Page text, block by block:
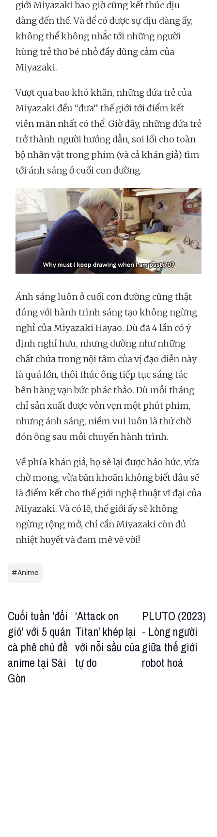
giới Miyazaki bao giờ cũng kết thúc dịu
dàng đến thế. Và để có được sự dịu dàng ấy,
không thể không nhắc tới những người
hùng trẻ thơ bé nhỏ đầy dũng cảm của
Miyazaki.
Vượt qua bao khó khăn, những đứa trẻ của
Miyazaki đều “đưa” thế giới tới điểm kết
viên mãn nhất có thể. Giờ đây, những đứa trẻ
trở thành người hướng dẫn, soi lối cho toàn
bộ nhân vật trong phim (và cả khán giả) tìm
tới ánh sáng ở cuối con đường.
Ánh sáng luôn ở cuối con đường cũng thật
đúng với hành trình sáng tạo không ngừng
nghỉ của Miyazaki Hayao. Dù đã 4 lần có ý
định nghỉ hưu, nhưng dường như những
chất chứa trong nội tâm của vị đạo diễn này
là quá lớn, thôi thúc ông tiếp tục sáng tác
bên hàng vạn bức phác thảo. Dù mỗi tháng
chỉ sản xuất được vỏn vẹn một phút phim,
nhưng ánh sáng, niềm vui luôn là thứ chờ
đón ông sau mỗi chuyến hành trình.
Về phía khán giả, họ sẽ lại được háo hức, vừa
chờ mong, vừa băn khoăn không biết đâu sẽ
là điểm kết cho thế giới nghệ thuật vĩ đại của
Miyazaki. Và có lẽ, thế giới ấy sẽ không
ngừng rộng mở, chỉ cần Miyazaki còn đủ
nhiệt huyết và đam mê vẽ vời!
#Anime
Cuối tuần 'đổi
gió' với 5 quán
cà phê chủ đề
anime tại Sài
Gòn
‘Attack on
Titan’ khép lại
với nỗi sầu của
tự do
PLUTO (2023)
- Lòng người
giữa thế giới
robot hoá